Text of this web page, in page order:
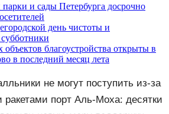
и сады Петербурга досрочно
день чистоты и
благоустройства открыты в
в последний месяц лета
не могут поступить из-за
причина?порт Аль-Моха: десятки